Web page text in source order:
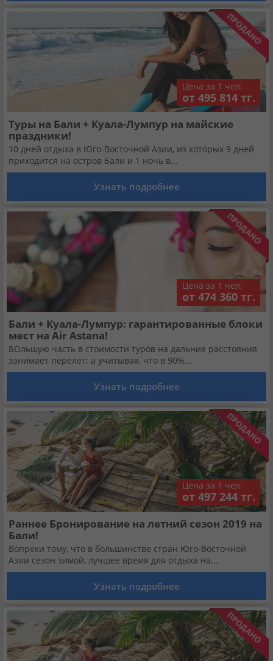
Цена за 1 чел:
от 495 814 тг.
Туры на Бали + Куала-Лумпур на майские
праздники!
10 дней отдыха в Юго-Восточной Азии, из которых 9 дней
приходится на остров Бали и 1 ночь в...
Узнать подробнее
Цена за 1 чел:
от 474 360 тг.
Бали + Куала-Лумпур: гарантированные блоки
мест на Air Astana!
БОльшую часть в стоимости туров на дальние расстояния
занимает перелет; а учитывая, что в 90%...
Узнать подробнее
Цена за 1 чел:
от 497 244 тг.
Раннее Бронирование на летний сезон 2019 на
Бали!
Вопреки тому, что в большинстве стран Юго-Восточной
Азии сезон зимой, лучшее время для отдыха на...
Узнать подробнее